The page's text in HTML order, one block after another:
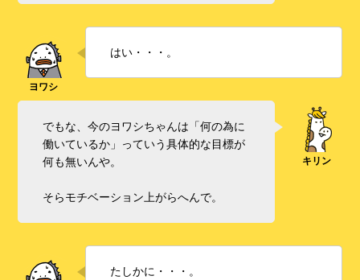
はい・・・。
でもな、今のヨワシちゃんは「何の為に
働いているか」っていう具体的な目標が
何も無いんや。
そらモチベーション上がらへんで。
たしかに・・・。